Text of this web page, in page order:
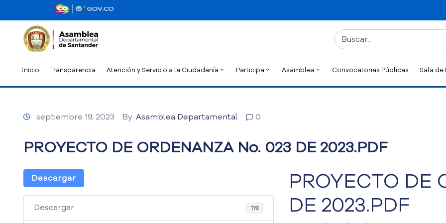
Inicio Transparencia Atención y Servicio a la Ciudadanía Participa Asamblea Convocatorias Públicas Sala de
septiembre 19, 2023 By Asamblea Departamental 0
PROYECTO DE ORDENANZA No. 023 DE 2023.PDF
Descargar
Descargar 119
PROYECTO DE
DE 2023.PDF